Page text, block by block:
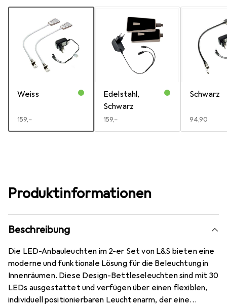
Weiss
EUR
159,–
Edelstahl,
Schwarz
EUR
159,–
Schwarz
EUR
94,90
Produktinformationen
Beschreibung
Die LED-Anbauleuchten im 2-er Set von L&S bieten eine
moderne und funktionale Lösung für die Beleuchtung in
Innenräumen. Diese Design-Bettleseleuchten sind mit 30
LEDs ausgestattet und verfügen über einen flexiblen,
individuell positionierbaren Leuchtenarm, der eine